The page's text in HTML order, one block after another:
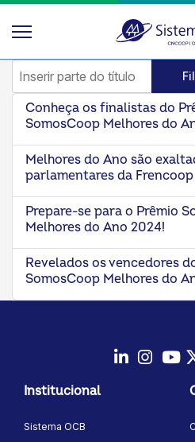
Inserir parte do título
Conheça os finalistas do
SomosCoop Melhores do
Melhores do Ano são
parlamentares da Frencoop
Prepare-se para o Prêmio
Melhores do Ano 2024!
Revelados os vencedores
SomosCoop Melhores do
Institucional
Sistema OCB